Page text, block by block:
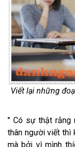
Viết lại những
" Có sự thật rằng
thân người viết thì
mà bởi vì mình